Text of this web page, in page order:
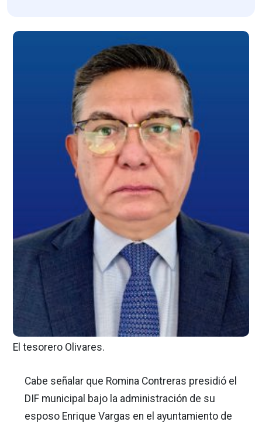
El tesorero Olivares.
Cabe señalar que Romina Contreras presidió el
DIF municipal bajo la administración de su
esposo Enrique Vargas en el ayuntamiento de